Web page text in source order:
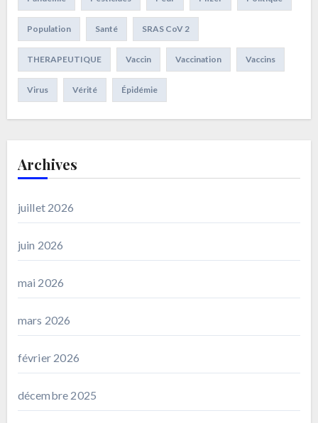
Population Santé SRAS CoV 2
THERAPEUTIQUE Vaccin Vaccination Vaccins
Virus Vérité Épidémie
Archives
juillet 2026
juin 2026
mai 2026
mars 2026
février 2026
décembre 2025